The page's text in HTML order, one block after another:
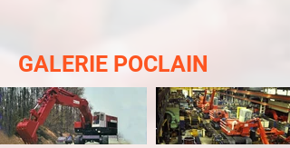
GALERIE POCLAIN